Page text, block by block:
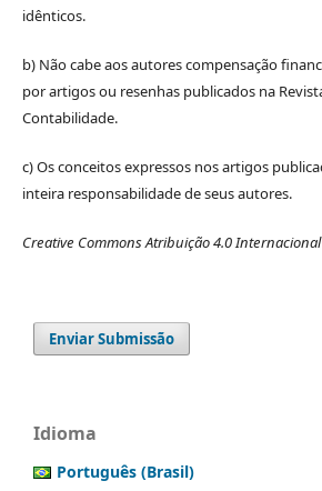
idênticos.
b) Não cabe aos autores compensação
por artigos ou resenhas publicados na
Contabilidade.
c) Os conceitos expressos nos artigos
inteira responsabilidade de seus autores.
Creative Commons Atribuição 4.0 Internacional
Enviar Submissão
Idioma
Português (Brasil)